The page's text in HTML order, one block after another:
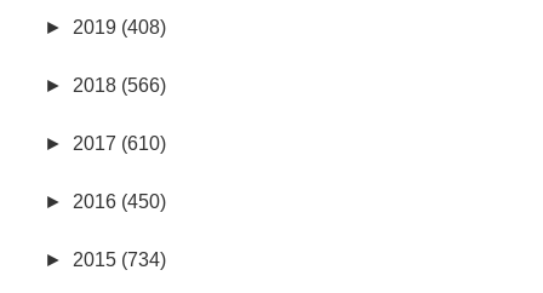
► 2019 (408)
► 2018 (566)
► 2017 (610)
► 2016 (450)
► 2015 (734)